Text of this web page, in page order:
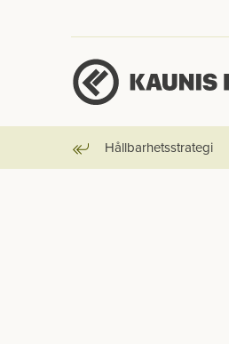
TillbakaHållbarhetsstrategi